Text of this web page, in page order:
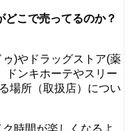
どこで売ってるのか？
)やドラッグストア(薬
ドンキホーテやスリー
場所（取扱店）につい
時間が楽しくなるよ